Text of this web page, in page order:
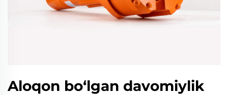
Aloqon bo‘lgan davomiylik